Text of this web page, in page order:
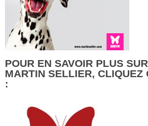
POUR EN SAVOIR PLUS
MARTIN SELLIER, CLIQUEZ
: